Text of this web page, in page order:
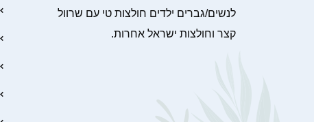
לנשים/גברים ילדים חולצות טי עם שרוול
קצר וחולצות ישראל אחרות.